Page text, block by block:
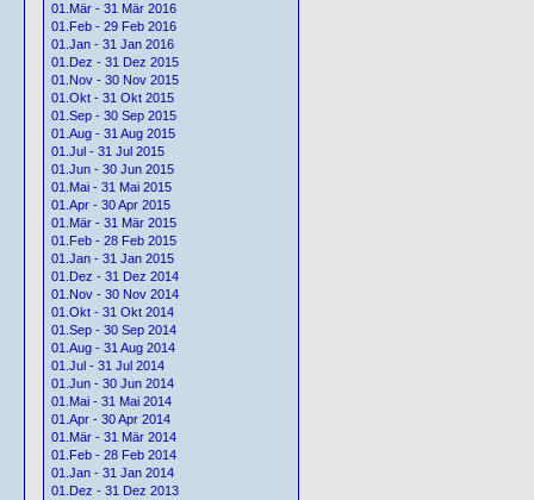
01.Mär - 31 Mär 2016
01.Feb - 29 Feb 2016
01.Jan - 31 Jan 2016
01.Dez - 31 Dez 2015
01.Nov - 30 Nov 2015
01.Okt - 31 Okt 2015
01.Sep - 30 Sep 2015
01.Aug - 31 Aug 2015
01.Jul - 31 Jul 2015
01.Jun - 30 Jun 2015
01.Mai - 31 Mai 2015
01.Apr - 30 Apr 2015
01.Mär - 31 Mär 2015
01.Feb - 28 Feb 2015
01.Jan - 31 Jan 2015
01.Dez - 31 Dez 2014
01.Nov - 30 Nov 2014
01.Okt - 31 Okt 2014
01.Sep - 30 Sep 2014
01.Aug - 31 Aug 2014
01.Jul - 31 Jul 2014
01.Jun - 30 Jun 2014
01.Mai - 31 Mai 2014
01.Apr - 30 Apr 2014
01.Mär - 31 Mär 2014
01.Feb - 28 Feb 2014
01.Jan - 31 Jan 2014
01.Dez - 31 Dez 2013